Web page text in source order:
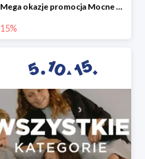
Mega okazje promocja Mocne marki do -70%
15%